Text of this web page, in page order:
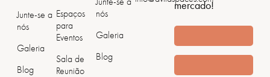
Junte-se a
nós
Galeria
Blog
Espaços
para
Eventos
Sala de
Reunião
nós
Galeria
Blog
mercado!